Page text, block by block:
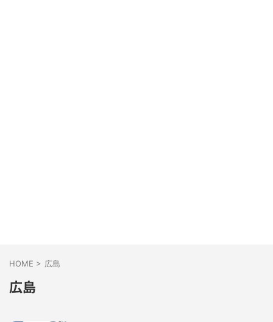
HOME > 広島
広島